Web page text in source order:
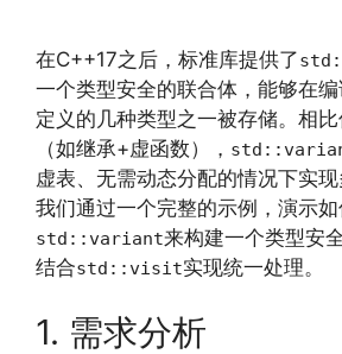
在C++17之后，标准库提供了
一个类型安全的联合体，能够在
定义的几种类型之一被存储。相
（如继承+虚函数），
虚表、无需动态分配的情况下实
我们通过一个完整的示例，演示如
std::variant来构建一个类型安
结合std::visit实现统一处理。
1. 需求分析